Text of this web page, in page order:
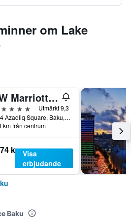
om Lake
JW Marriott Absheron Baku
Utmärkt 9,3
674 Azadliq Square, Baku, Azerbaijan
km från centrum
kr Visa
erbjudande
Baku